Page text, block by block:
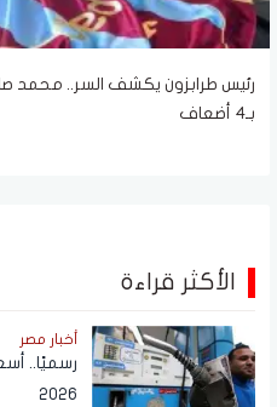
رئيس طرابزون يكشف السر.. محمد
بـ4 أضعاف
الأكثر قراءة
أخبار مصر
2026